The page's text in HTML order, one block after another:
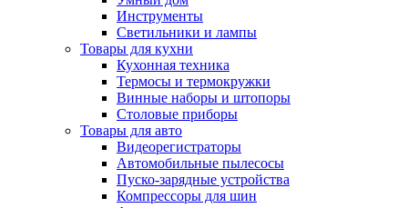
Инструменты
Светильники и лампы
Товары для кухни
Кухонная техника
Термосы и термокружки
Винные наборы и штопоры
Столовые приборы
Товары для авто
Видеорегистраторы
Автомобильные пылесосы
Пуско-зарядные устройства
Компрессоры для шин